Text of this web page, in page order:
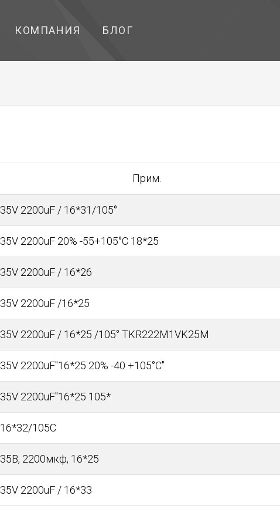
КОМПАНИЯ БЛОГ
Прим.
35V 2200uF / 16*31/105°
35V 2200uF 20% -55+105°С 18*25
35V 2200uF / 16*26
35V 2200uF /16*25
35V 2200uF / 16*25 /105° TKR222M1VK25M
35V 2200uF"16*25 20% -40 +105°С"
35V 2200uF"16*25 105*
16*32/105C
35В, 2200мкф, 16*25
35V 2200uF / 16*33